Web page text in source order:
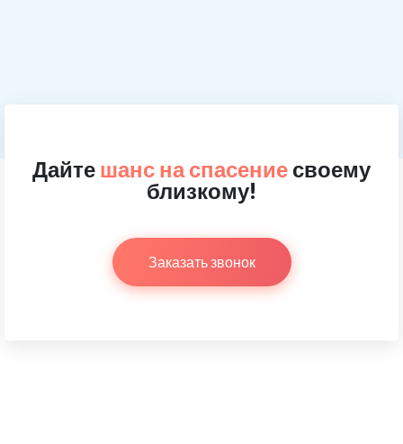
Дайте шанс на спасение своему
близкому!
Заказать звонок